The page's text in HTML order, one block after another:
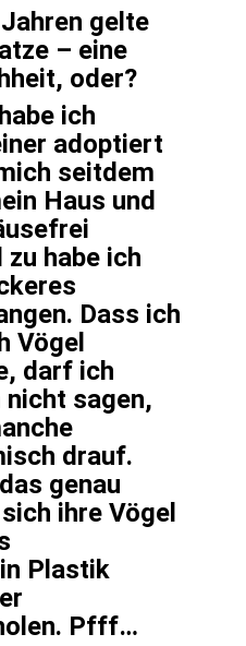
gelte
– eine
oder?
ich
adoptiert
seitdem
Haus und
zu habe ich
Dass ich
Vögel
darf ich
sagen,
drauf.
genau
ihre Vögel
Plastik
Pfff…